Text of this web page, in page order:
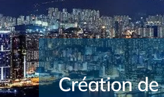
Création